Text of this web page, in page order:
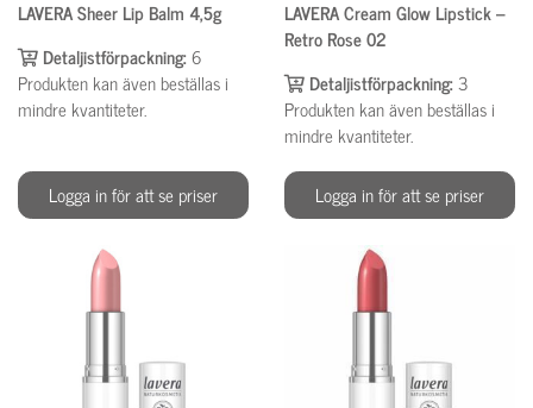
LAVERA Sheer Lip Balm 4,5g
Detaljistförpackning:6
Produkten kan även beställas i
mindre kvantiteter.
Logga in för att se priser
LAVERA Cream Glow Lipstick –
Retro Rose 02
Detaljistförpackning:3
Produkten kan även beställas i
mindre kvantiteter.
Logga in för att se priser